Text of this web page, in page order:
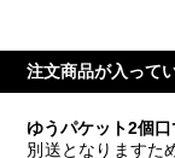
注文商品が入って
ゆうパケット2個口
別送となりますた